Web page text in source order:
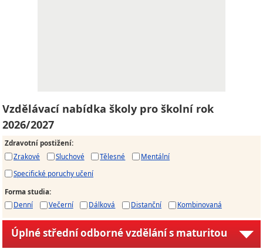
Vzdělávací nabídka školy pro školní rok
2026/2027
Zdravotní postižení:
Zrakové
Sluchové Tělesné
Mentální
Specifické poruchy učení
Forma studia:
Denní
Večerní Dálková Distanční Kombinovaná
Úplné střední odborné vzdělání s maturitou